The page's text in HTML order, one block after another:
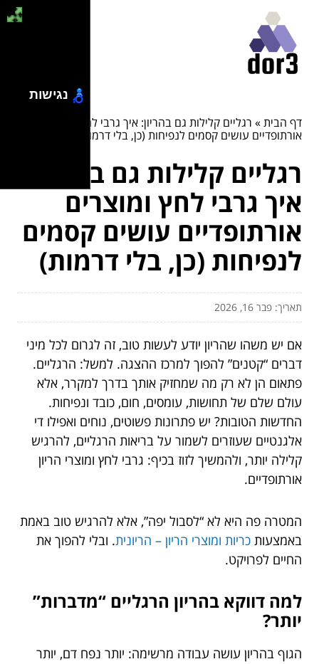
דף הבית» רגליים קלילות גם בהריון: איך גרבי לחץ ומוצרים
אורתופדיים עושים קסמים לנפיחות (כן, בלי דרמות)
רגליים קלילות גם בהריון:
איך גרבי לחץ ומוצרים
אורתופדיים עושים קסמים
לנפיחות (כן, בלי דרמות)
תאריך: פבר 16, 2026
אם יש משהו שהריון יודע לעשות טוב, זה לגרום לכל מיני
דברים “קטנים” להפוך למרכז ההצגה. למשל: הרגליים.
פתאום הן לא רק מה שמחזיק אותך בדרך למקרר, אלא
עולם שלם של תחושות, עומסים, חום, כובד ונפיחות.
החדשות הטובות? יש פתרונות פשוטים, נוחים ואפילו די
אלגנטיים שעוזרים לשמור על בריאות הרגליים, להרגיש
קלילה יותר, ולהמשיך לזוז בכיף: גרבי לחץ ומוצרי הריון
אורתופדיים.
המטרה פה היא לא “לסבול יפה”, אלא להרגיש טוב באמת
באמצעות כריות ומוצרי הריון – הריונית. ובלי להפוך את
החיים לפרויקט.
למה דווקא בהריון הרגליים “מדברות”
יותר?
הגוף בהריון עושה עבודה מרשימה: יותר נפח דם, יותר
נגישות